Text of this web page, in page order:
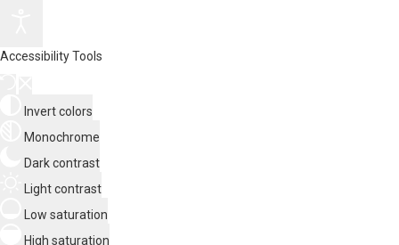
Accessibility Tools
Invert colors
Monochrome
Dark contrast
Light contrast
Low saturation
High saturation